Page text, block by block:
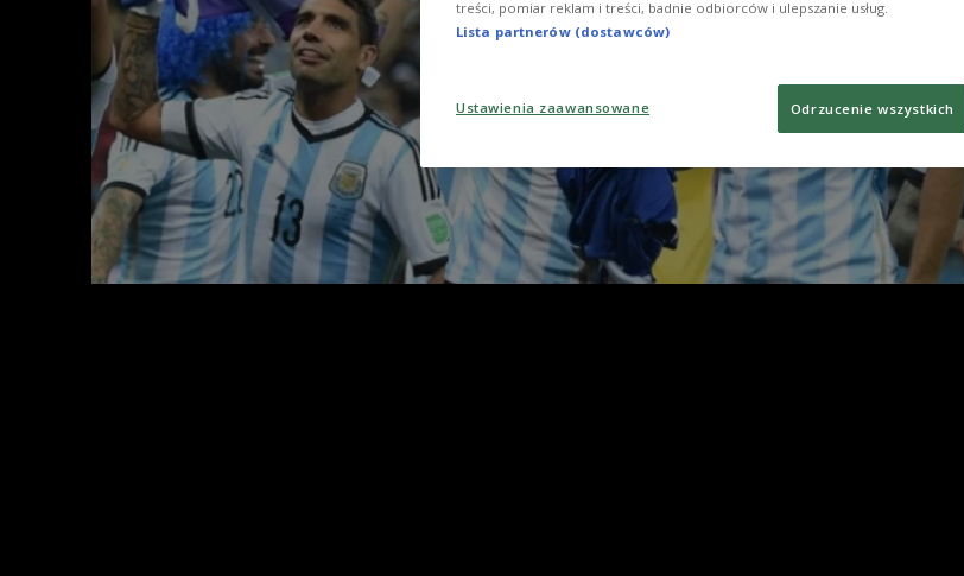
treści, pomiar reklam i treści, badnie odbiorców i ulepszanie usług.
Lista partnerów (dostawców)
Ustawienia zaawansowane Odrzucenie wszystkich